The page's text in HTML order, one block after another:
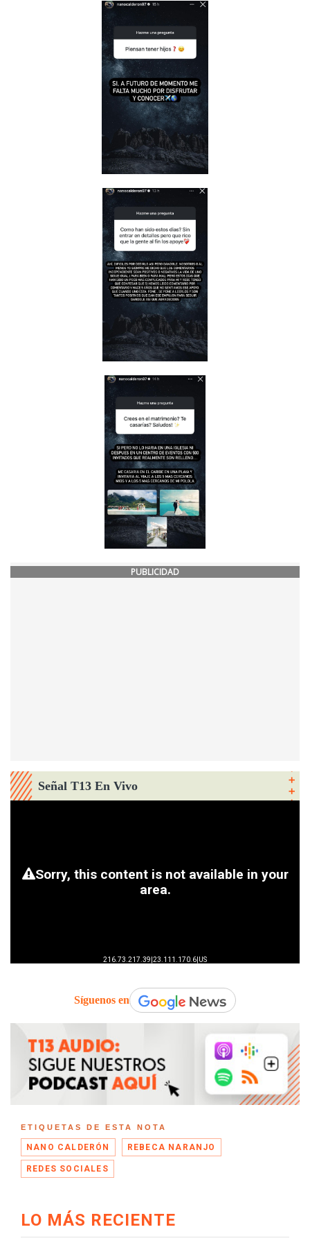
PUBLICIDAD
Señal T13 En Vivo
Síguenos en
ETIQUETAS DE ESTA NOTA
NANO CALDERÓN REBECA NARANJO
REDES SOCIALES
LO MÁS RECIENTE